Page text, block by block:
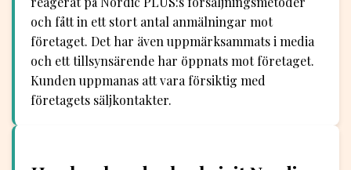
och fått in ett stort antal anmälningar mot
företaget. Det har även uppmärksammats i media
och ett tillsynsärende har öppnats mot företaget.
Kunden uppmanas att vara försiktig med
företagets säljkontakter.